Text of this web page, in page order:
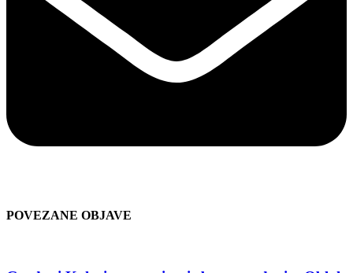
POVEZANE OBJAVE